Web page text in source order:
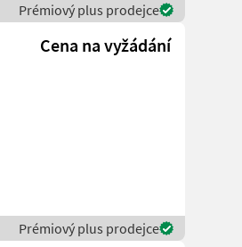
Prémiový plus prodejce
Cena na vyžádání
Prémiový plus prodejce